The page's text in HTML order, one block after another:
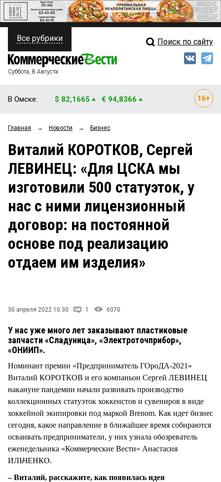
ПОЛИТИКА
ФИНАНСЫ
ОБЩЕСТВО
ЗАКОН
НОВОСТИ КОМПАНИЙ
СТИЛЬ ЖИЗНИ
Свежий выпуск
Рейтинги
Блоги
Архив
Все рубрики Поиск по сайту
Суббота, 8 Августа
В Омске: $ 82,1665 € 94,8366
Главная → Новости → Бизнес
Виталий КОРОТКОВ, Сергей
ЛЕВИНЕЦ: «Для ЦСКА мы
изготовили 500 статуэток, у
нас с ними лицензионный
договор: на постоянной
основе под реализацию
отдаем им изделия»
30 апреля 2022 10:30 1 6070
У нас уже много лет заказывают пластиковые
запчасти «Сладуница», «Электроточприбор»,
«ОНИИП».
Номинант премии «Предприниматель ГОроДА-2021»
Виталий КОРОТКОВ и его компаньон Сергей ЛЕВИНЕЦ
накануне пандемии начали развивать производство
коллекционных статуэток хоккеистов и сувениров в виде
хоккейной экипировки под маркой Brenom. Как идет бизнес
сегодня, какое направление в ближайшее время собираются
осваивать предприниматели, у них узнала обозреватель
еженедельника «Коммерческие Вести» Анастасия
ИЛЬЧЕНКО.
– Виталий, расскажите, как появилась идея